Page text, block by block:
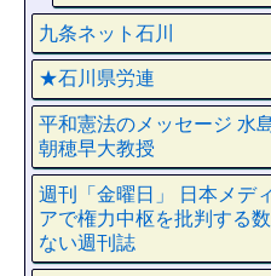
九条ネット石川
★石川県労連
平和憲法のメッセージ 水
朝穂早大教授
週刊「金曜日」 日本メディ
アで権力中枢を批判する
ない週刊誌